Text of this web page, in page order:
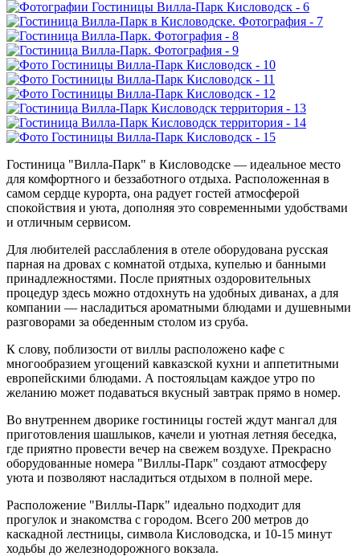
Гостиница "Вилла-Парк" в Кисловодске — идеальное место
для комфортного и беззаботного отдыха. Расположенная в
самом сердце курорта, она радует гостей атмосферой
спокойствия и уюта, дополняя это современными удобствами
и отличным сервисом.
Для любителей расслабления в отеле оборудована русская
парная на дровах с комнатой отдыха, купелью и банными
принадлежностями. После приятных оздоровительных
процедур здесь можно отдохнуть на удобных диванах, а для
компании — насладиться ароматными блюдами и душевными
разговорами за обеденным столом из сруба.
К слову, поблизости от виллы расположено кафе с
многообразием угощений кавказской кухни и аппетитными
европейскими блюдами. А постояльцам каждое утро по
желанию может подаваться вкусный завтрак прямо в номер.
Во внутреннем дворике гостиницы гостей ждут мангал для
приготовления шашлыков, качели и уютная летняя беседка,
где приятно провести вечер на свежем воздухе. Прекрасно
оборудованные номера "Виллы-Парк" создают атмосферу
уюта и позволяют насладиться отдыхом в полной мере.
Расположение "Виллы-Парк" идеально подходит для
прогулок и знакомства с городом. Всего 200 метров до
каскадной лестницы, символа Кисловодска, и 10-15 минут
ходьбы до железнодорожного вокзала.